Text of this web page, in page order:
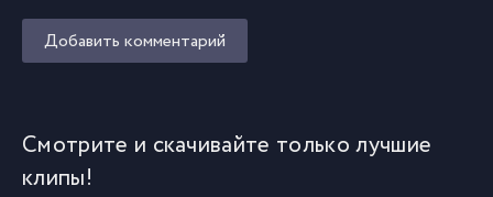
Добавить комментарий
Смотрите и скачивайте только лучшие
клипы!